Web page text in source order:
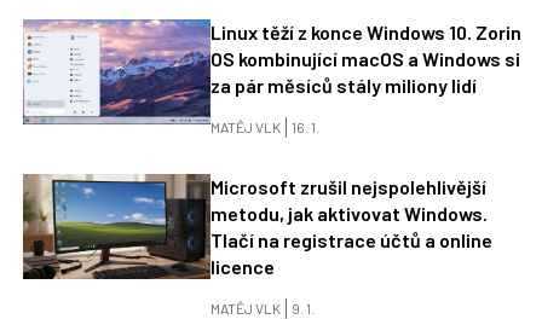
Linux těží z konce Windows 10. Zorin
OS kombinující macOS a Windows si
za pár měsíců stály miliony lidí
MATĚJ VLK 16. 1.
Microsoft zrušil nejspolehlivější
metodu, jak aktivovat Windows.
Tlačí na registrace účtů a online
licence
MATĚJ VLK 9. 1.